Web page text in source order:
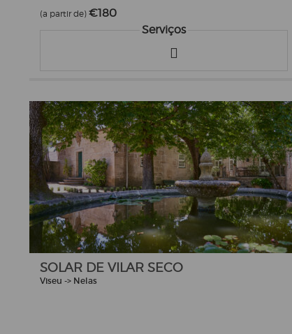
(a partir de) €180
Serviços
SOLAR DE VILAR SECO
Viseu -> Nelas